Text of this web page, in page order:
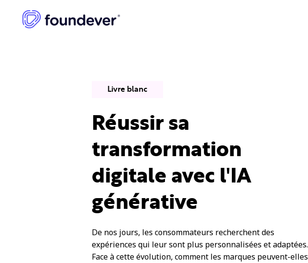
Livre blanc
Réussir sa
transformation
digitale avec l'IA
générative
De nos jours, les consommateurs recherchent des
expériences qui leur sont plus personnalisées et adaptées.
Face à cette évolution, comment les marques peuvent-elles